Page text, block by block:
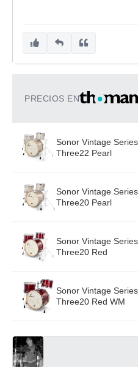
PRECIOS EN
Sonor Vintage Series
Three22 Pearl
Sonor Vintage Series
Three20 Pearl
Sonor Vintage Series
Three20 Red
Sonor Vintage Series
Three20 Red WM